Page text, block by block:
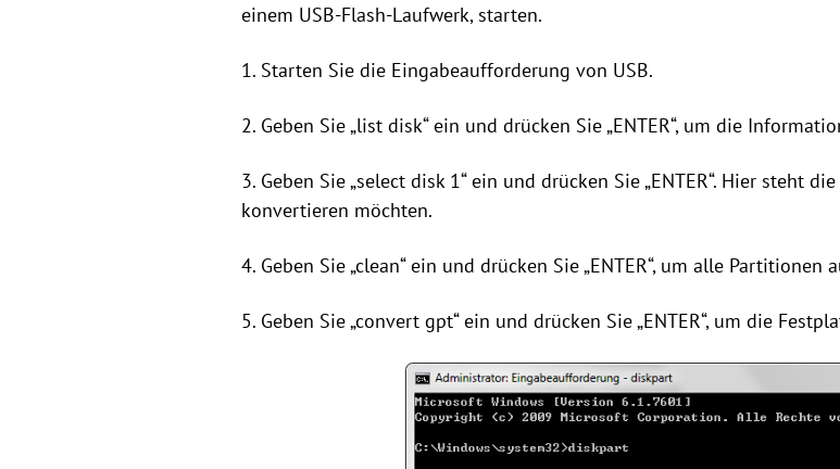
einem USB-Flash-Laufwerk, starten.
1. Starten Sie die Eingabeaufforderung von USB.
2. Geben Sie „list disk“ ein und drücken Sie „ENTER“, um die
3. Geben Sie „select disk 1“ ein und drücken Sie „ENTER“. Hier steht
konvertieren möchten.
4. Geben Sie „clean“ ein und drücken Sie „ENTER“, um alle
5. Geben Sie „convert gpt“ ein und drücken Sie „ENTER“, um die